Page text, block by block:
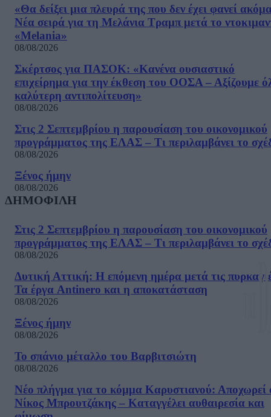
«Θα δείξει μια πλευρά της που δεν έχει φανεί
Νέα σειρά για τη Μελάνια Τραμπ μετά το
«Melania»
08/08/2026
Σκέρτσος για ΠΑΣΟΚ: «Κανένα ουσιαστικό
επιχείρημα για την έκθεση του ΟΟΣΑ – Αξίζουμε
καλύτερη αντιπολίτευση»
08/08/2026
Στις 2 Σεπτεμβρίου η παρουσίαση του οικονομικού
προγράμματος της ΕΛΑΣ – Τι περιλαμβάνει το
08/08/2026
Ξένος ήμην
08/08/2026
ΔΗΜΟΦΙΛΗ
Στις 2 Σεπτεμβρίου η παρουσίαση του οικονομικού
προγράμματος της ΕΛΑΣ – Τι περιλαμβάνει το
08/08/2026
Δυτική Αττική: Η επόμενη ημέρα μετά τις
Τα έργα Antinero και η αποκατάσταση
08/08/2026
Ξένος ήμην
08/08/2026
Το σπάνιο μέταλλο του Βαρβιτσιώτη
08/08/2026
Νέο πλήγμα για το κόμμα Καρυστιανού: Αποχωρεί
Νίκος Μπρουτζάκης – Καταγγέλει αυθαιρεσία και